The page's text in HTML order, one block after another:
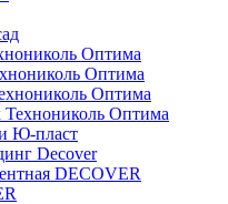
Оптима
Оптима
Оптима
Технониколь Оптима
Ю-пласт
Decover
DECOVER